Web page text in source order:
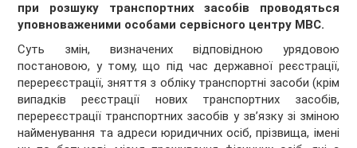
при розшуку транспортних засобів проводяться
уповноваженими особами сервісного центру МВС.
Суть змін, визначених відповідною урядовою
постановою, у тому, що під час державної реєстрації,
перереєстрації, зняття з обліку транспортні засоби (крім
випадків реєстрації нових транспортних засобів,
перереєстрації транспортних засобів у зв’язку зі зміною
найменування та адреси юридичних осіб, прізвища, імені